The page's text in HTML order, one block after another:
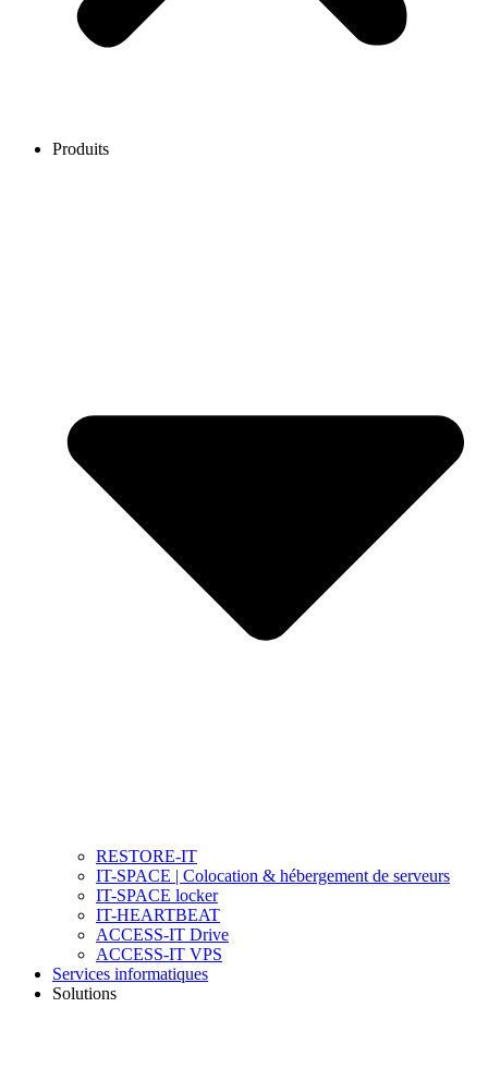
Produits
RESTORE-IT
IT-SPACE | Colocation & hébergement de serveurs
IT-SPACE locker
IT-HEARTBEAT
ACCESS-IT Drive
ACCESS-IT VPS
Services informatiques
Solutions